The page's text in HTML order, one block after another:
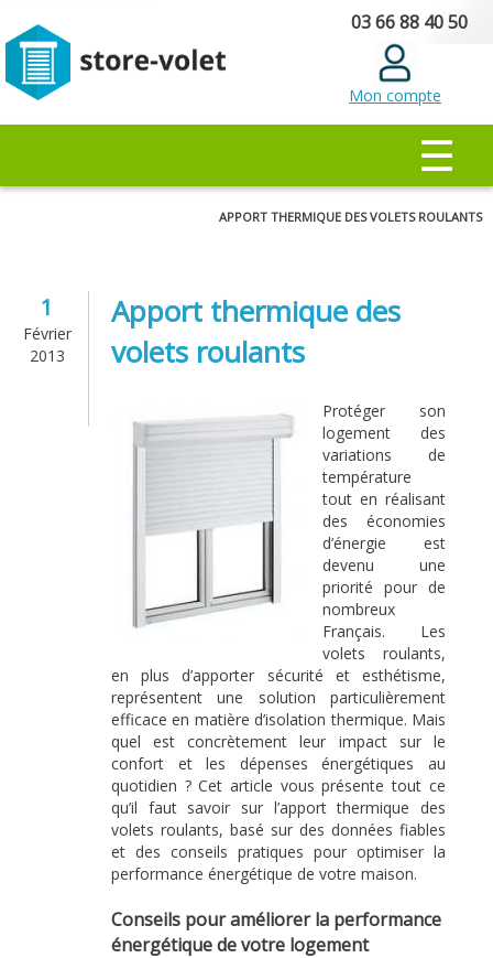
principal
03 66 88 40 50
Mon compte
☰
Vous êtes ici
APPORT THERMIQUE DES VOLETS ROULANTS
1
Février
2013
Apport thermique des
volets roulants
Protéger son
logement des
variations de
température
tout en réalisant
des économies
d’énergie est
devenu une
priorité pour de
nombreux
Français. Les
volets roulants,
en plus d’apporter sécurité et esthétisme,
représentent une solution particulièrement
efficace en matière d’isolation thermique. Mais
quel est concrètement leur impact sur le
confort et les dépenses énergétiques au
quotidien ? Cet article vous présente tout ce
qu’il faut savoir sur l’apport thermique des
volets roulants, basé sur des données fiables
et des conseils pratiques pour optimiser la
performance énergétique de votre maison.
Conseils pour améliorer la performance
énergétique de votre logement